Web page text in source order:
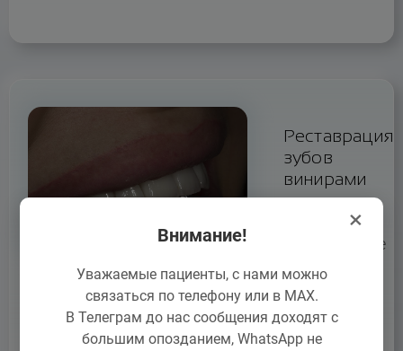
×
Внимание!
Уважаемые пациенты, с нами можно
связаться по телефону или в MAX.
В Телеграм до нас сообщения доходят с
большим опозданием, WhatsApp не
Реставрация
зубов
винирами
Счастливая
улыбка после
установки
виниров.